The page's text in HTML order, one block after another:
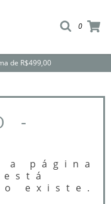
0
de R$499,00
-
a página
existe.